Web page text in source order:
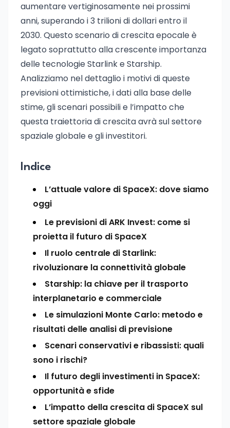
aumentare vertiginosamente nei prossimi
anni, superando i 3 trilioni di dollari entro il
2030. Questo scenario di crescita epocale è
legato soprattutto alla crescente importanza
delle tecnologie Starlink e Starship.
Analizziamo nel dettaglio i motivi di queste
previsioni ottimistiche, i dati alla base delle
stime, gli scenari possibili e l’impatto che
questa traiettoria di crescita avrà sul settore
spaziale globale e gli investitori.
Indice
L’attuale valore di SpaceX: dove siamo
oggi
Le previsioni di ARK Invest: come si
proietta il futuro di SpaceX
Il ruolo centrale di Starlink:
rivoluzionare la connettività globale
Starship: la chiave per il trasporto
interplanetario e commerciale
Le simulazioni Monte Carlo: metodo e
risultati delle analisi di previsione
Scenari conservativi e ribassisti: quali
sono i rischi?
Il futuro degli investimenti in SpaceX:
opportunità e sfide
L’impatto della crescita di SpaceX sul
settore spaziale globale